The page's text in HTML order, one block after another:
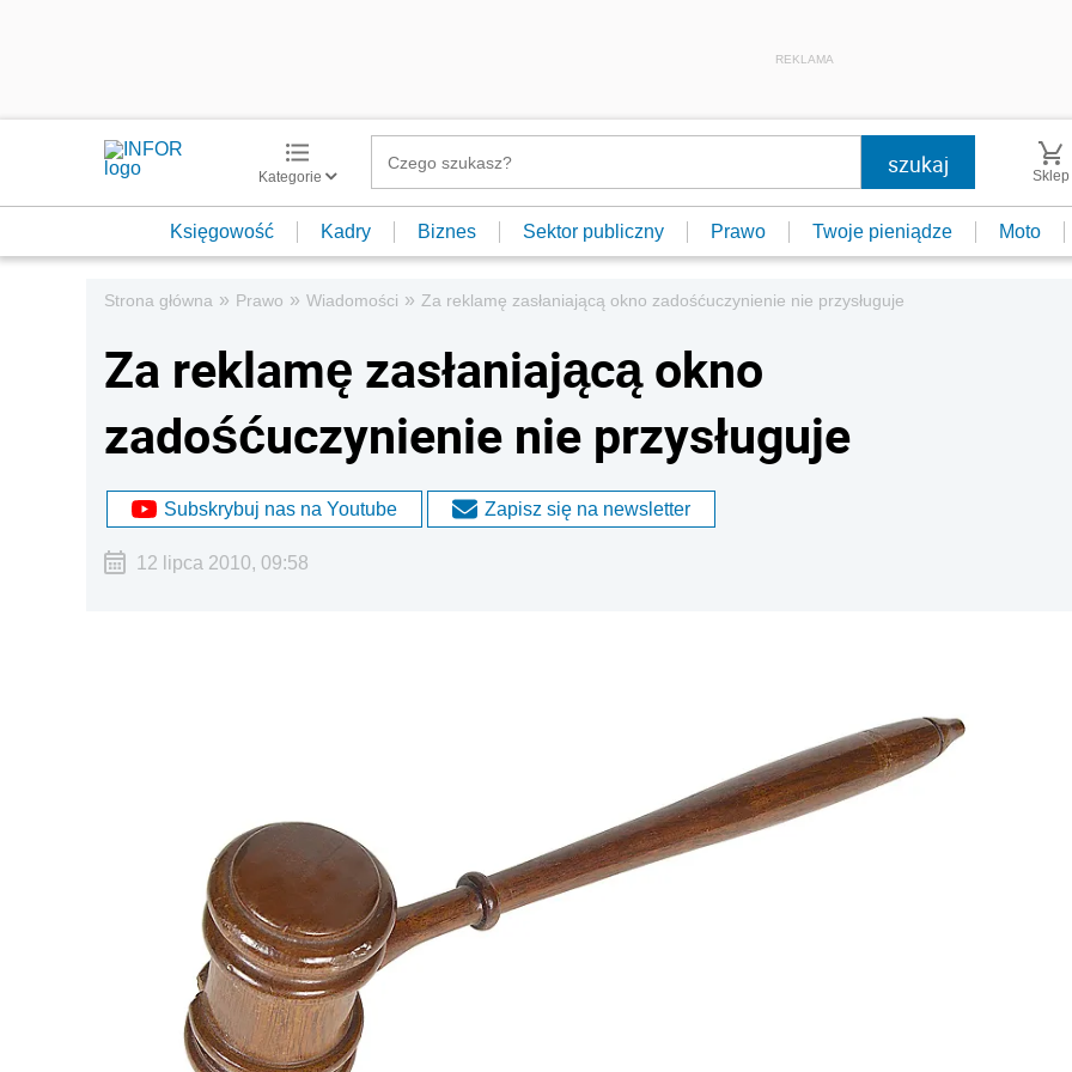
REKLAMA
Kategorie Sklep
Księgowość Kadry Biznes Sektor publiczny Prawo Twoje pieniądze Moto
Strona główna » Prawo » Wiadomości » Za reklamę zasłaniającą okno zadośćuczynienie nie przysługuje
Za reklamę zasłaniającą okno
zadośćuczynienie nie przysługuje
Subskrybuj nas na Youtube Zapisz się na newsletter
12 lipca 2010, 09:58